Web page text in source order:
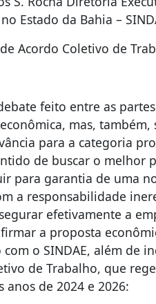
Estado da Bahia –
Acordo Coletivo de
feito entre as
mas,
para a categoria
de buscar o melhor
para garantia de uma
a responsabilidade
efetivamente a
a proposta
o SINDAE, além de
de Trabalho, que
de 2024 e 2026: